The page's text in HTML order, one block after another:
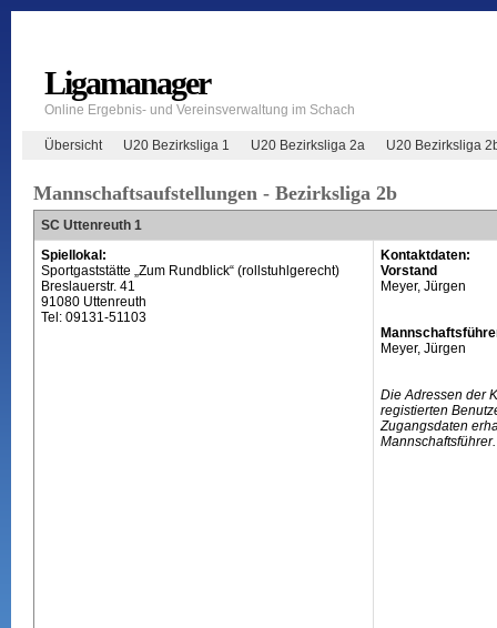
Ligamanager
Online Ergebnis- und Vereinsverwaltung im Schach
Übersicht U20 Bezirksliga 1 U20 Bezirksliga 2a U20 Bezirksliga
Mannschaftsaufstellungen - Bezirksliga 2b
SC Uttenreuth 1
Spiellokal:
Sportgaststätte „Zum Rundblick“ (rollstuhlgerecht)
Breslauerstr. 41
91080 Uttenreuth
Tel: 09131-51103
Kontaktdaten:
Vorstand
Meyer, Jürgen
Meyer, Jürgen
Die Adressen der
registierten
Zugangsdaten
Mannschaftsführer.